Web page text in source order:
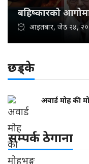
बहिष्कारको
आइतबार, जेठ २४,
छड्के
अवार्ड मोह की
सम्पर्क ठेगाना